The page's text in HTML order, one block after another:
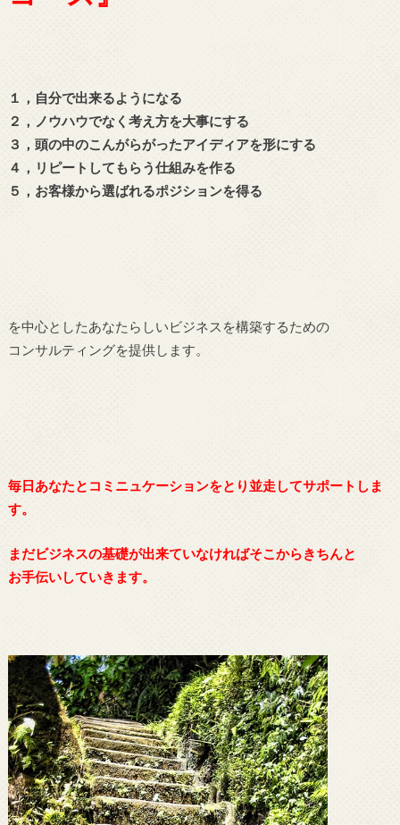
１，自分で出来るようになる
２，ノウハウでなく考え方を大事にする
３，頭の中のこんがらがったアイディアを形にする
４，リピートしてもらう仕組みを作る
５，お客様から選ばれるポジションを得る
を中心としたあなたらしいビジネスを構築するための
コンサルティングを提供します。
毎日あなたとコミニュケーションをとり並走してサポートしま
す。
まだビジネスの基礎が出来ていなければそこからきちんと
お手伝いしていきます。